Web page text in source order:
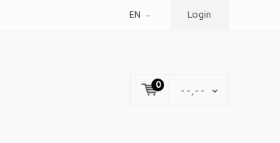
EN Login
0
--,--